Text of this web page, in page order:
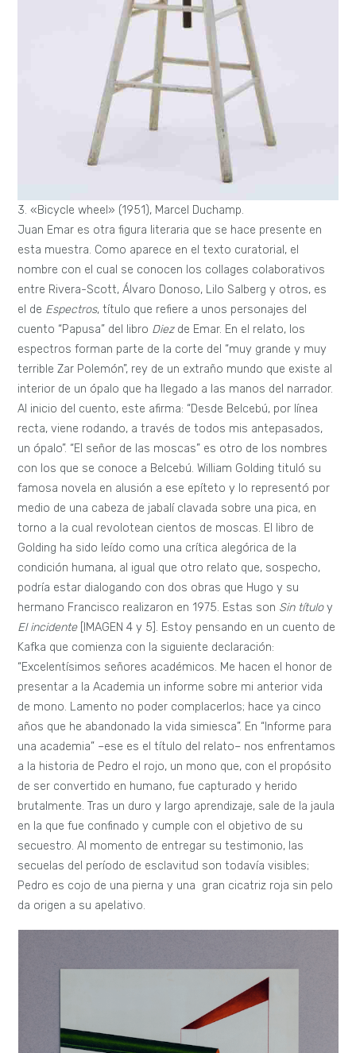
3. «Bicycle wheel» (1951), Marcel Duchamp.
Juan Emar es otra figura literaria que se hace presente en
esta muestra. Como aparece en el texto curatorial, el
nombre con el cual se conocen los collages colaborativos
entre Rivera-Scott, Álvaro Donoso, Lilo Salberg y otros, es
el de Espectros, título que refiere a unos personajes del
cuento “Papusa” del libro Diezde Emar. En el relato, los
espectros forman parte de la corte del “muy grande y muy
terrible Zar Polemón”, rey de un extraño mundo que existe al
interior de un ópalo que ha llegado a las manos del narrador.
Al inicio del cuento, este afirma: “Desde Belcebú, por línea
recta, viene rodando, a través de todos mis antepasados,
un ópalo”. “El señor de las moscas” es otro de los nombres
con los que se conoce a Belcebú. William Golding tituló su
famosa novela en alusión a ese epíteto y lo representó por
medio de una cabeza de jabalí clavada sobre una pica, en
torno a la cual revolotean cientos de moscas. El libro de
Golding ha sido leído como una crítica alegórica de la
condición humana, al igual que otro relato que, sospecho,
podría estar dialogando con dos obras que Hugo y su
hermano Francisco realizaron en 1975. Estas son Sin títuloy
El incidente[IMAGEN 4 y 5]. Estoy pensando en un cuento de
Kafka que comienza con la siguiente declaración:
“Excelentísimos señores académicos. Me hacen el honor de
presentar a la Academia un informe sobre mi anterior vida
de mono. Lamento no poder complacerlos; hace ya cinco
años que he abandonado la vida simiesca”. En “Informe para
una academia” –ese es el título del relato– nos enfrentamos
a la historia de Pedro el rojo, un mono que, con el propósito
de ser convertido en humano, fue capturado y herido
brutalmente. Tras un duro y largo aprendizaje, sale de la jaula
en la que fue confinado y cumple con el objetivo de su
secuestro. Al momento de entregar su testimonio, las
secuelas del período de esclavitud son todavía visibles;
Pedro es cojo de una pierna y una gran cicatriz roja sin pelo
da origen a su apelativo.